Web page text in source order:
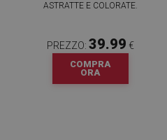
ASTRATTE E COLORATE.
PREZZO: 39.99 €
COMPRA
ORA